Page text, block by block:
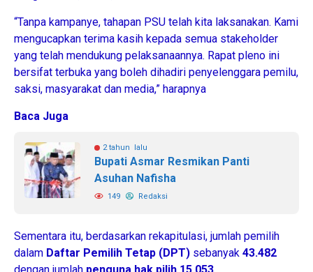
“Tanpa kampanye, tahapan PSU telah kita laksanakan. Kami
mengucapkan terima kasih kepada semua stakeholder
yang telah mendukung pelaksanaannya. Rapat pleno ini
bersifat terbuka yang boleh dihadiri penyelenggara pemilu,
saksi, masyarakat dan media,” harapnya
Baca Juga
2 tahun lalu
Bupati Asmar Resmikan Panti
Asuhan Nafisha
149 Redaksi
Sementara itu, berdasarkan rekapitulasi, jumlah pemilih
dalam Daftar Pemilih Tetap (DPT) sebanyak 43.482